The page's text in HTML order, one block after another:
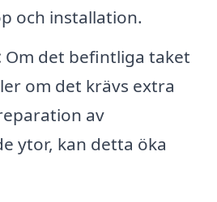
och installation.
Om det befintliga taket
om det krävs extra
av
ytor, kan detta öka